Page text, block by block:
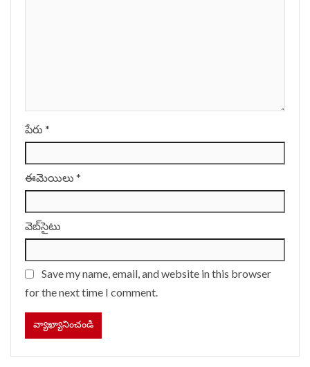
పేరు *
ఈమెయిలు *
వెబ్‌సైటు
Save my name, email, and website in this browser
for the next time I comment.